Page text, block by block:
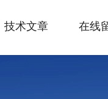
技术文章 在线